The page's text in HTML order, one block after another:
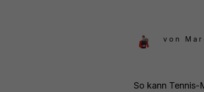
von
So kann Tennis-